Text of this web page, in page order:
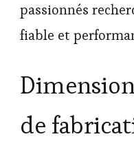
passionnés
fiable et
de